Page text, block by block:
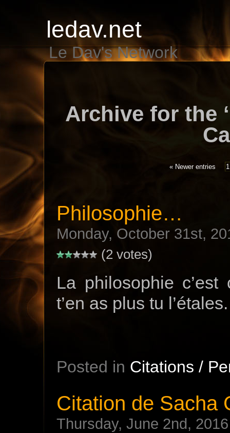
ledav.net
Le Dav's Network
Archive for the
« Newer entries 1
Philosophie…
Monday, October 31st,
(2 votes)
La philosophie
t’en as plus tu l’étales.
Posted in Citations /
Citation de Sacha
Thursday, June 2nd, 2016